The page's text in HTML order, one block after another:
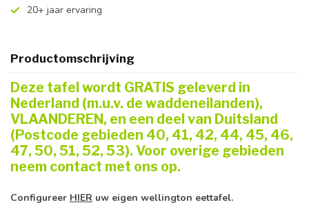
20+ jaar ervaring
Productomschrijving
Deze tafel wordt GRATIS geleverd in
Nederland (m.u.v. de waddeneilanden),
VLAANDEREN, en een deel van Duitsland
(Postcode gebieden 40, 41, 42, 44, 45, 46,
47, 50, 51, 52, 53). Voor overige gebieden
neem contact met ons op.
Configureer HIER uw eigen wellington eettafel.